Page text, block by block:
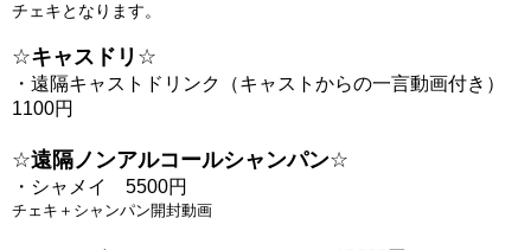
チェキとなります。
☆キャスドリ ☆
・遠隔キャストドリンク（キャストからの一言動画付き）
1100円
☆遠隔ノンアルコールシャンパン☆
・シャメイ　5500円
チェキ＋シャンパン開封動画